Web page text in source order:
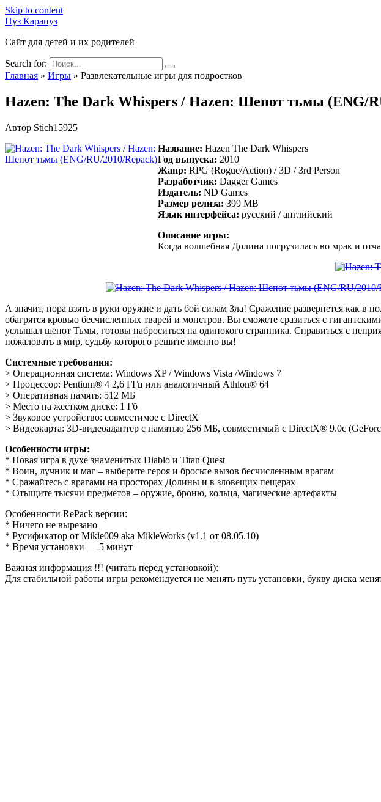
Skip to content
Пуз Карапуз
Сайт для детей и их родителей
Search for:
Главная » Игры » Развлекательные игры для подростков
Hazen: The Dark Whispers / Hazen: Шепот тьмы (ENG/
Автор Stich15925
Название: Hazen The Dark Whispers
Год выпуска: 2010
Жанр: RPG (Rogue/Action) / 3D / 3rd Person
Разработчик: Dagger Games
Издатель: ND Games
Размер релиза: 399 MB
Язык интерфейса: русский / английский
Описание игры:
Когда волшебная Долина погрузилась во мрак и
А значит, пора взять в руки оружие и дать бой силам Зла! Сражение развернется как
обагрятся кровью бесчисленных тварей и монстров. Вы сможете сразиться с
услышал шепот Тьмы, готовы наброситься на одинокого странника. Справиться с
пожаловать в мир, судьбу которого решите именно вы!
Системные требования:
> Операционная система: Windows XP / Windows Vista /Windows 7
> Процессор: Pentium® 4 2,6 ГГц или аналогичный Athlon® 64
> Оперативная память: 512 MБ
> Место на жестком диске: 1 Гб
> Звуковое устройство: совместимое с DirectX
> Видеокарта: 3D-видеоадаптер с памятью 256 МБ, совместимый с DirectX® 9.0c
Особенности игры:
* Новая игра в духе знаменитых Diablo и Titan Quest
* Воин, лучник и маг – выберите героя и бросьте вызов бесчисленным врагам
* Сражайтесь с врагами на просторах Долины и в зловещих пещерах
* Отыщите тысячи предметов – оружие, броню, кольца, магические артефакты
Особенности RePack версии:
* Ничего не вырезано
* Русификатор от Mikle009 aka MikleWorks (v1.1 от 08.05.10)
* Время установки — 5 минут
Важная информация !!! (читать перед установкой):
Для стабильной работы игры рекомендуется не менять путь установки, букву диска